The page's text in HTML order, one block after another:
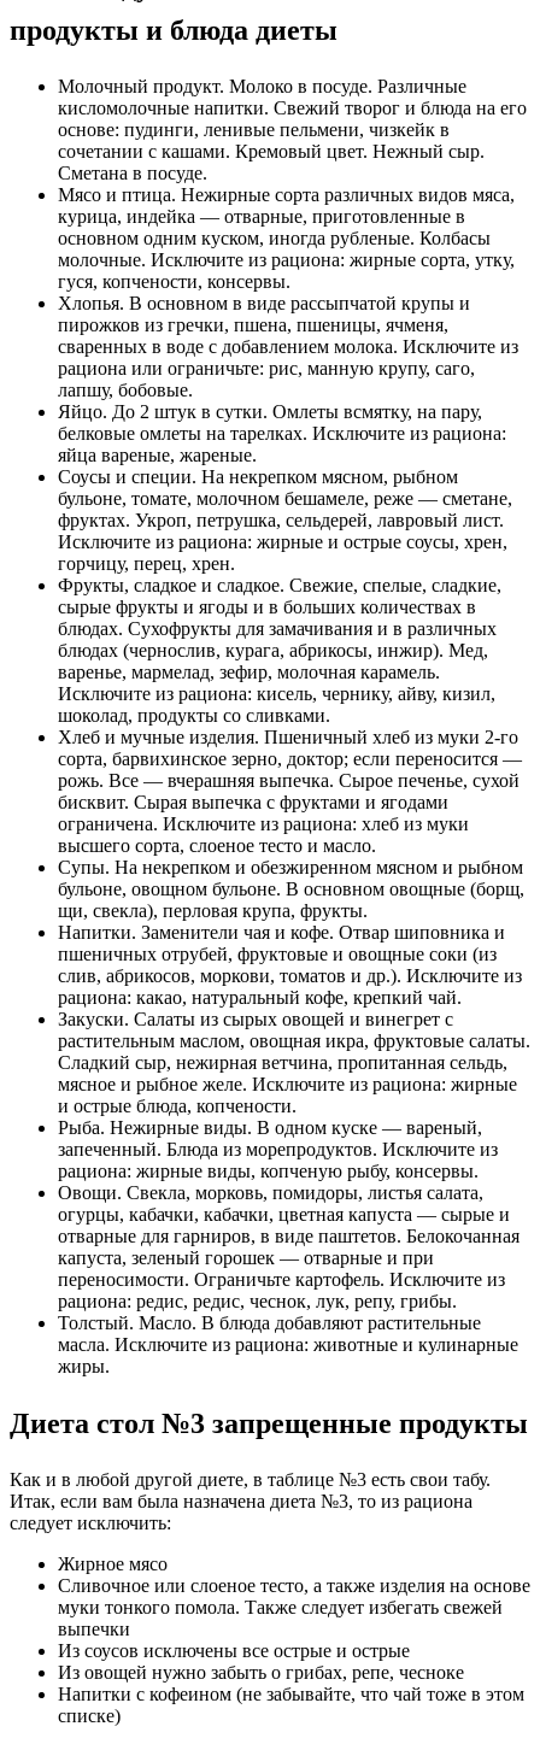
продукты и блюда диеты
Молочный продукт. Молоко в посуде. Различные
кисломолочные напитки. Свежий творог и блюда на его
основе: пудинги, ленивые пельмени, чизкейк в
сочетании с кашами. Кремовый цвет. Нежный сыр.
Сметана в посуде.
Мясо и птица. Нежирные сорта различных видов мяса,
курица, индейка — отварные, приготовленные в
основном одним куском, иногда рубленые. Колбасы
молочные. Исключите из рациона: жирные сорта, утку,
гуся, копчености, консервы.
Хлопья. В основном в виде рассыпчатой ​​крупы и
пирожков из гречки, пшена, пшеницы, ячменя,
сваренных в воде с добавлением молока. Исключите из
рациона или ограничьте: рис, манную крупу, саго,
лапшу, бобовые.
Яйцо. До 2 штук в сутки. Омлеты всмятку, на пару,
белковые омлеты на тарелках. Исключите из рациона:
яйца вареные, жареные.
Соусы и специи. На некрепком мясном, рыбном
бульоне, томате, молочном бешамеле, реже — сметане,
фруктах. Укроп, петрушка, сельдерей, лавровый лист.
Исключите из рациона: жирные и острые соусы, хрен,
горчицу, перец, хрен.
Фрукты, сладкое и сладкое. Свежие, спелые, сладкие,
сырые фрукты и ягоды и в больших количествах в
блюдах. Сухофрукты для замачивания и в различных
блюдах (чернослив, курага, абрикосы, инжир). Мед,
варенье, мармелад, зефир, молочная карамель.
Исключите из рациона: кисель, чернику, айву, кизил,
шоколад, продукты со сливками.
Хлеб и мучные изделия. Пшеничный хлеб из муки 2-го
сорта, барвихинское зерно, доктор; если переносится —
рожь. Все — вчерашняя выпечка. Сырое печенье, сухой
бисквит. Сырая выпечка с фруктами и ягодами
ограничена. Исключите из рациона: хлеб из муки
высшего сорта, слоеное тесто и масло.
Супы. На некрепком и обезжиренном мясном и рыбном
бульоне, овощном бульоне. В основном овощные (борщ,
щи, свекла), перловая крупа, фрукты.
Напитки. Заменители чая и кофе. Отвар шиповника и
пшеничных отрубей, фруктовые и овощные соки (из
слив, абрикосов, моркови, томатов и др.). Исключите из
рациона: какао, натуральный кофе, крепкий чай.
Закуски. Салаты из сырых овощей и винегрет с
растительным маслом, овощная икра, фруктовые салаты.
Сладкий сыр, нежирная ветчина, пропитанная сельдь,
мясное и рыбное желе. Исключите из рациона: жирные
и острые блюда, копчености.
Рыба. Нежирные виды. В одном куске — вареный,
запеченный. Блюда из морепродуктов. Исключите из
рациона: жирные виды, копченую рыбу, консервы.
Овощи. Свекла, морковь, помидоры, листья салата,
огурцы, кабачки, кабачки, цветная капуста — сырые и
отварные для гарниров, в виде паштетов. Белокочанная
капуста, зеленый горошек — отварные и при
переносимости. Ограничьте картофель. Исключите из
рациона: редис, редис, чеснок, лук, репу, грибы.
Толстый. Масло. В блюда добавляют растительные
масла. Исключите из рациона: животные и кулинарные
жиры.
Диета стол №3 запрещенные продукты
Как и в любой другой диете, в таблице №3 есть свои табу.
Итак, если вам была назначена диета №3, то из рациона
следует исключить:
Жирное мясо
Сливочное или слоеное тесто, а также изделия на основе
муки тонкого помола. Также следует избегать свежей
выпечки
Из соусов исключены все острые и острые
Из овощей нужно забыть о грибах, репе, чесноке
Напитки с кофеином (не забывайте, что чай тоже в этом
списке)